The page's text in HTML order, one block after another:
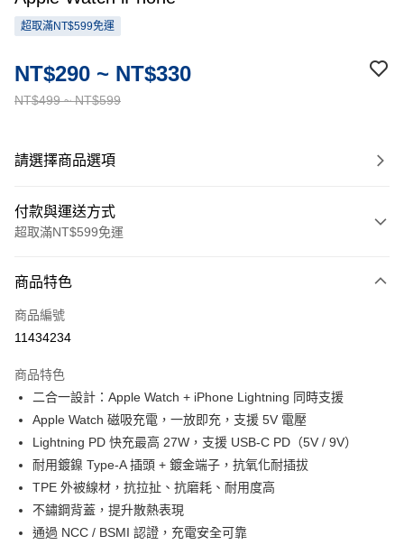
超取滿NT$599免運
NT$499 ~ NT$599
NT$290 ~ NT$330
請選擇商品選項
付款與運送方式
超取滿NT$599免運
信用卡一次付款
超商取貨付款
Apple Pay
街口支付
悠遊付
ATM付款
運送方式
商品特色
商品編號
11434234
商品特色
二合一設計：Apple Watch + iPhone Lightning 同時支援
Apple Watch 磁吸充電，一放即充，支援 5V 電壓
Lightning PD 快充最高 27W，支援 USB‑C PD（5V / 9V）
耐用鍍鎳 Type‑A 插頭 + 鍍金端子，抗氧化耐插拔
TPE 外被線材，抗拉扯、抗磨耗、耐用度高
不鏽鋼背蓋，提升散熱表現
通過 NCC / BSMI 認證，充電安全可靠